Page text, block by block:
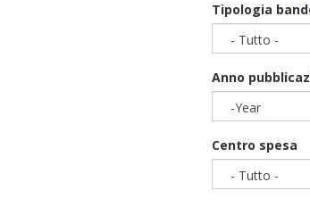
Tipologia
- Tutto -
Anno
-Year
Centro spesa
- Tutto -